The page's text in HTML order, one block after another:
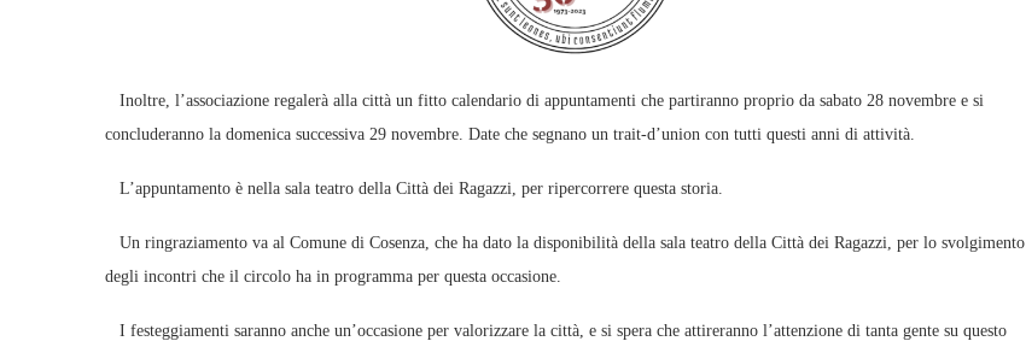
Inoltre, l’associazione regalerà alla città un fitto calendario di appuntamenti che partiranno proprio da sabato 28 novembre e si
concluderanno la domenica successiva 29 novembre. Date che segnano un trait-d’union con tutti questi anni di attività.
L’appuntamento è nella sala teatro della Città dei Ragazzi, per ripercorrere questa storia.
Un ringraziamento va al Comune di Cosenza, che ha dato la disponibilità della sala teatro della Città dei Ragazzi, per lo svolgimento
degli incontri che il circolo ha in programma per questa occasione.
I festeggiamenti saranno anche un’occasione per valorizzare la città, e si spera che attireranno l’attenzione di tanta gente su questo